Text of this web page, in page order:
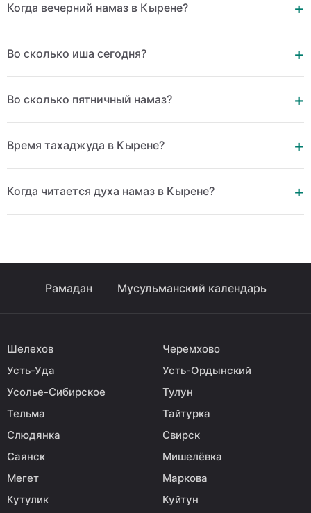
Когда вечерний намаз в Кырене?
Во сколько иша сегодня?
Во сколько пятничный намаз?
Время тахаджуда в Кырене?
Когда читается духа намаз в Кырене?
Рамадан Мусульманский календарь
Шелехов
Черемхово
Усть-Уда
Усть-Ордынский
Усолье-Сибирское
Тулун
Тельма
Тайтурка
Слюдянка
Свирск
Саянск
Мишелёвка
Мегет
Маркова
Кутулик
Куйтун